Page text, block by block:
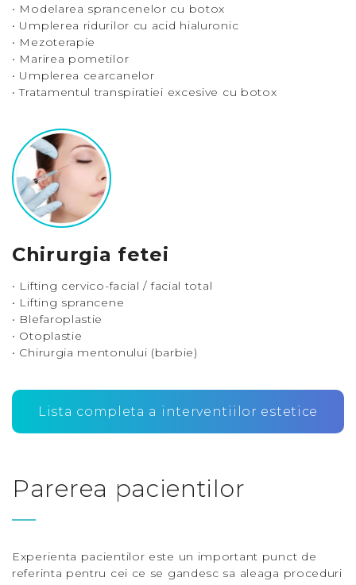
• Modelarea sprancenelor cu botox
• Umplerea ridurilor cu acid hialuronic
• Mezoterapie
• Marirea pometilor
• Umplerea cearcanelor
• Tratamentul transpiratiei excesive cu botox
Chirurgia fetei
• Lifting cervico-facial / facial total
• Lifting sprancene
• Blefaroplastie
• Otoplastie
• Chirurgia mentonului (barbie)
Lista completa a interventiilor estetice
Parerea pacientilor
Experienta pacientilor este un important punct de
referinta pentru cei ce se gandesc sa aleaga proceduri